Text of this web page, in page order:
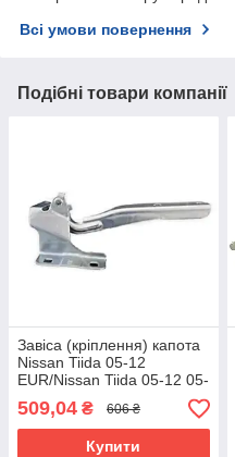
Всі умови повернення
Подібні товари компанії
Завіса (кріплення) капота
Nissan Tiida 05-12
EUR/Nissan Tiida 05-12 05-
права металева
509,04 ₴ 606 ₴
Купити